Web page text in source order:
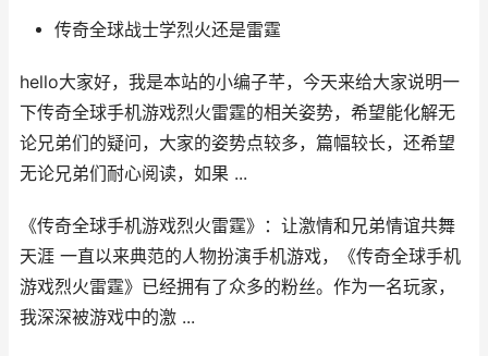
传奇全球战士学烈火还是雷霆
hello大家好，我是本站的小编子芊，今天来给大家说明一
下传奇全球手机游戏烈火雷霆的相关姿势，希望能化解无
论兄弟们的疑问，大家的姿势点较多，篇幅较长，还希望
无论兄弟们耐心阅读，如果 ...
《传奇全球手机游戏烈火雷霆》：让激情和兄弟情谊共舞
天涯 一直以来典范的人物扮演手机游戏，《传奇全球手机
游戏烈火雷霆》已经拥有了众多的粉丝。作为一名玩家，
我深深被游戏中的激 ...